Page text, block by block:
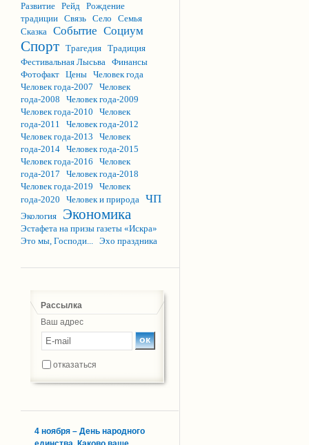
Развитие Рейд Рождение
традиции Связь Село
Семья
Сказка Событие Социум
Спорт Трагедия Традиция
Фестивальная Лысьва Финансы
Фотофакт Цены Человек года
Человек года-2007
Человек
года-2008
Человек года-2009
Человек года-2010
Человек
года-2011
Человек года-2012
Человек года-2013
Человек
года-2014 Человек года-2015
Человек года-2016
Человек
года-2017
Человек года-2018
Человек года-2019
Человек
года-2020
Человек и природа ЧП
Экология Экономика
Эстафета на призы газеты «Искра»
Это мы, Господи... Эхо праздника
Рассылка
Ваш адрес
отказаться
4 ноября – День народного